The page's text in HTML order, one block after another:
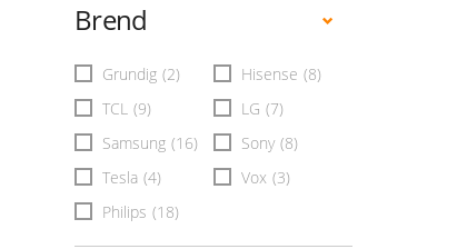
Brend
Grundig (2) Hisense (8)
TCL (9) LG (7)
Samsung (16) Sony (8)
Tesla (4) Vox (3)
Philips (18)